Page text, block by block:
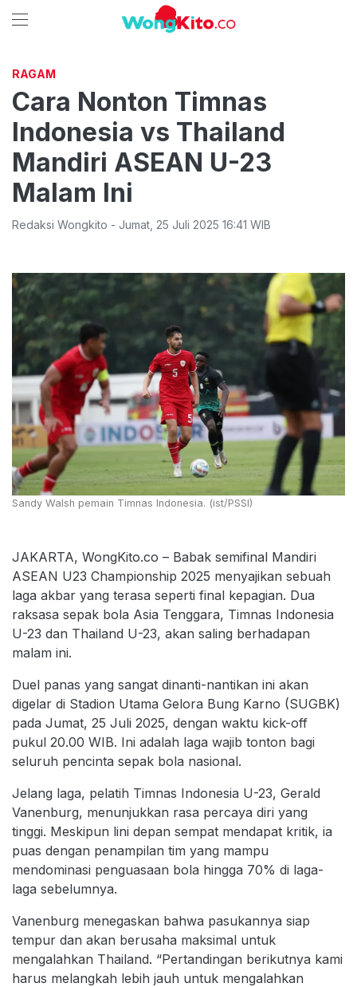
RAGAM
Cara Nonton Timnas
Indonesia vs Thailand
Mandiri ASEAN U-23
Malam Ini
Redaksi Wongkito - Jumat 25 Juli 2025 16:41 WIB
Sandy Walsh pemain Timnas Indonesia. (ist/PSSI)
JAKARTA, WongKito.co – Babak semifinal Mandiri
ASEAN U23 Championship 2025 menyajikan sebuah
laga akbar yang terasa seperti final kepagian. Dua
raksasa sepak bola Asia Tenggara, Timnas Indonesia
U-23 dan Thailand U-23, akan saling berhadapan
malam ini.
Duel panas yang sangat dinanti-nantikan ini akan
digelar di Stadion Utama Gelora Bung Karno (SUGBK)
pada Jumat, 25 Juli 2025, dengan waktu kick-off
pukul 20.00 WIB. Ini adalah laga wajib tonton bagi
seluruh pencinta sepak bola nasional.
Jelang laga, pelatih Timnas Indonesia U-23, Gerald
Vanenburg, menunjukkan rasa percaya diri yang
tinggi. Meskipun lini depan sempat mendapat kritik, ia
puas dengan penampilan tim yang mampu
mendominasi penguasaan bola hingga 70% di laga-
laga sebelumnya.
Vanenburg menegaskan bahwa pasukannya siap
tempur dan akan berusaha maksimal untuk
mengalahkan Thailand. “Pertandingan berikutnya kami
harus melangkah lebih jauh untuk mengalahkan